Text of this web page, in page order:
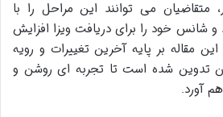
متقاضیان می توانند این مراحل را با
شانس خود را برای دریافت ویزا افزایش
مقاله بر پایه آخرین تغییرات و رویه
تدوین شده است تا تجربه ای روشن و
آورد.